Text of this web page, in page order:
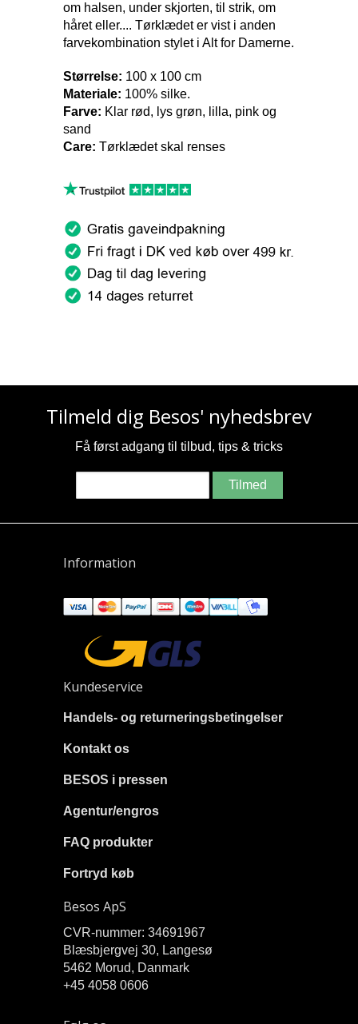
om halsen, under skjorten, til strik, om
håret eller.... Tørklædet er vist i anden
farvekombination stylet i Alt for Damerne.
Størrelse: 100 x 100 cm
Materiale: 100% silke.
Farve: Klar rød, lys grøn, lilla, pink og
sand
Care: Tørklædet skal renses
Tilmeld dig Besos' nyhedsbrev
Få først adgang til tilbud, tips & tricks
Tilmed
Information
Kundeservice
Handels- og returneringsbetingelser
Kontakt os
BESOS i pressen
Agentur/engros
FAQ produkter
Fortryd køb
Besos ApS
CVR-nummer: 34691967
Blæsbjergvej 30, Langesø
5462 Morud, Danmark
+45 4058 0606